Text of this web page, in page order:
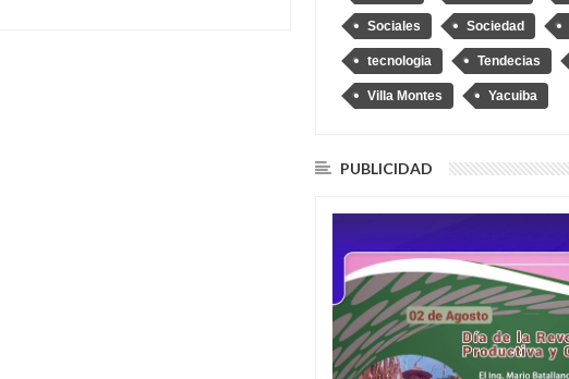
Sociales Sociedad
tecnologia Tendecias
Villa Montes Yacuiba
PUBLICIDAD